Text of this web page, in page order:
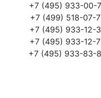
+7 (495) 933-00-
+7 (499) 518-07-
+7 (495) 933-12-
+7 (495) 933-12-
+7 (495) 933-83-